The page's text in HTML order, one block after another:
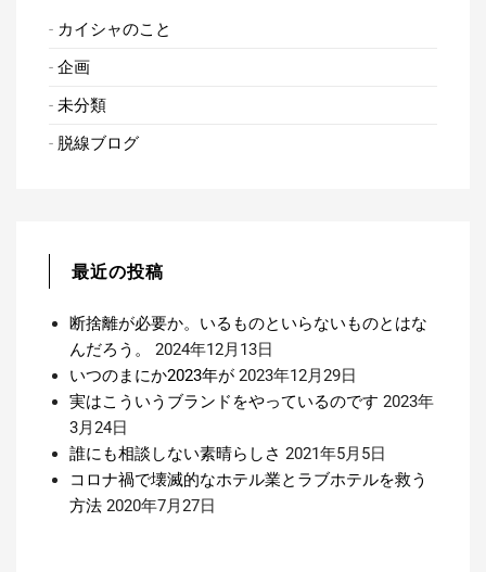
カイシャのこと
企画
未分類
脱線ブログ
最近の投稿
断捨離が必要か。いるものといらないものとはな
んだろう。
2024年12月13日
いつのまにか2023年が 2023年12月29日
実はこういうブランドをやっているのです 2023年
3月24日
誰にも相談しない素晴らしさ 2021年5月5日
コロナ禍で壊滅的なホテル業とラブホテルを救う
方法 2020年7月27日